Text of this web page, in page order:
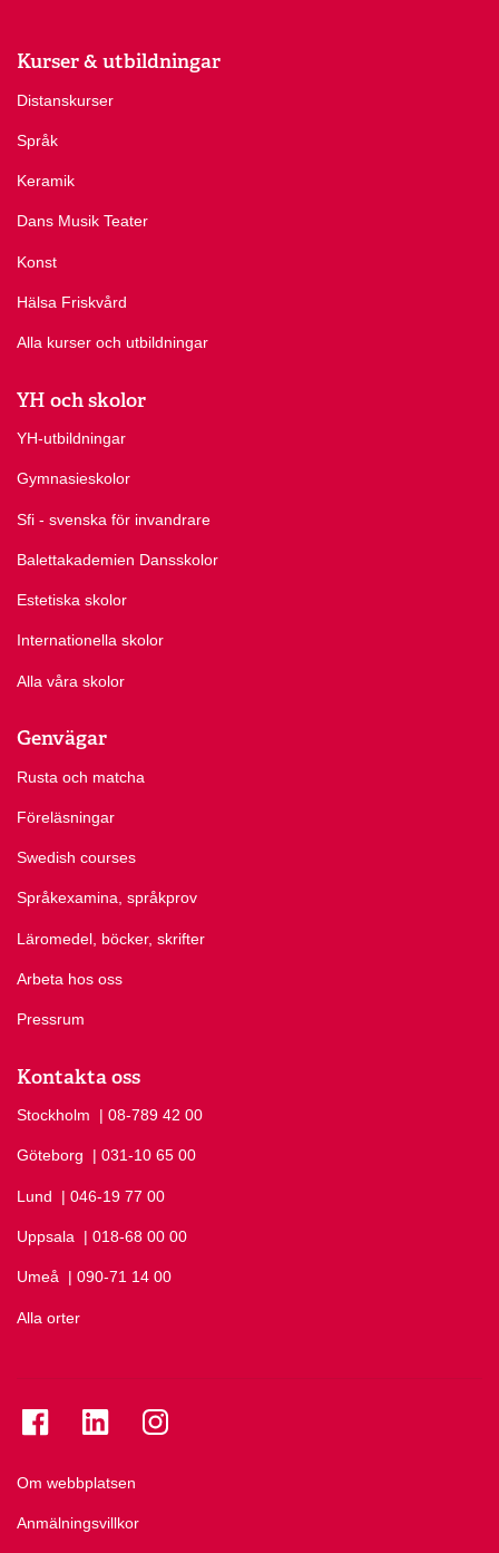
Kurser & utbildningar
Distanskurser
Språk
Keramik
Dans Musik Teater
Konst
Hälsa Friskvård
Alla kurser och utbildningar
YH och skolor
YH-utbildningar
Gymnasieskolor
Sfi - svenska för invandrare
Balettakademien Dansskolor
Estetiska skolor
Internationella skolor
Alla våra skolor
Genvägar
Rusta och matcha
Föreläsningar
Swedish courses
Språkexamina, språkprov
Läromedel, böcker, skrifter
Arbeta hos oss
Pressrum
Kontakta oss
Stockholm Ring Stockholm på
| 08-789 42 00
Göteborg Ring Göteborg på
| 031-10 65 00
Lund Ring Lund på
| 046-19 77 00
Uppsala Ring Uppsala på
| 018-68 00 00
Umeå Ring Umeå på
| 090-71 14 00
Alla orter
Om webbplatsen
Anmälningsvillkor
Se folkuniversitetet på Facebook
Se folkuniversitetet på LinkedIn